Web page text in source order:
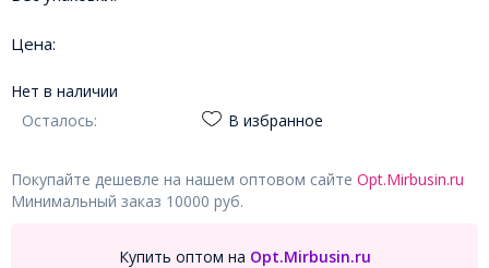
Цена:
Нет в наличии
Осталось:
В избранное
Покупайте дешевле на нашем оптовом сайте Opt.Mirbusin.ru
Минимальный заказ 10000 руб.
Купить оптом на Opt.Mirbusin.ru